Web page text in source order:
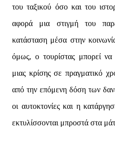
του ταξικού όσο και του
αφορά μια στιγμή του
κατάσταση μέσα στην
όμως, ο τουρίστας μπορεί να
μιας κρίσης σε πραγματικό
από την επόμενη δόση των
οι αυτοκτονίες και η
εκτυλίσσονται μπροστά στα